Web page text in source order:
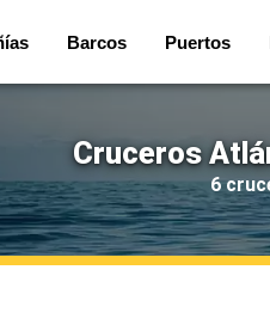
Barcos Puertos
Cruceros
6